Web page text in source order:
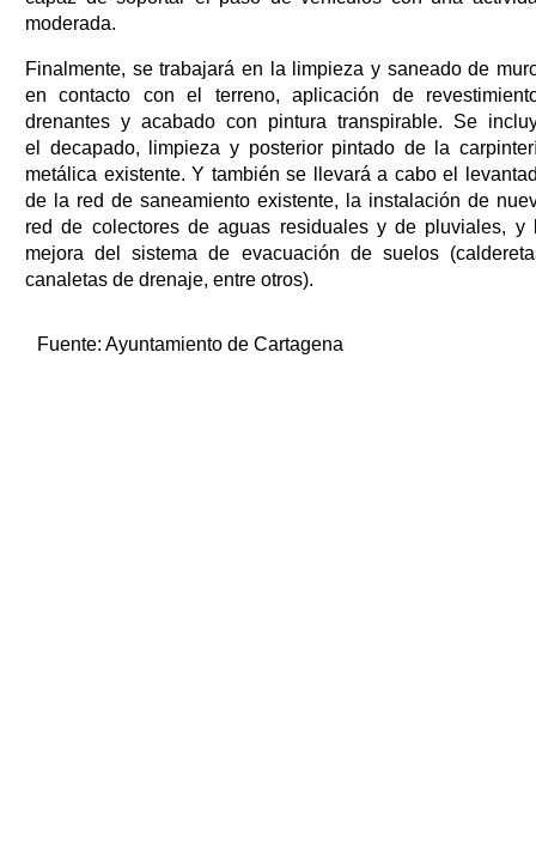
moderada.
Finalmente, se trabajará en la limpieza y saneado de
en contacto con el terreno, aplicación de
drenantes y acabado con pintura transpirable. Se
el decapado, limpieza y posterior pintado de la
metálica existente. Y también se llevará a cabo el
de la red de saneamiento existente, la instalación de
red de colectores de aguas residuales y de pluviales, y
mejora del sistema de evacuación de suelos
canaletas de drenaje, entre otros).
Fuente: Ayuntamiento de Cartagena